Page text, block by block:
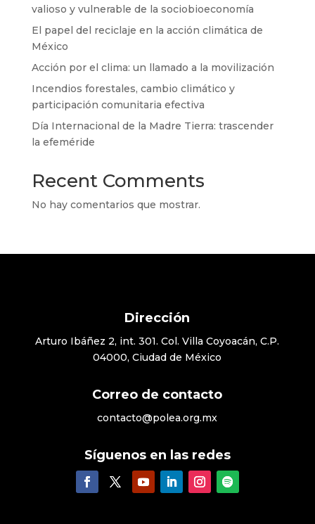
valioso y vulnerable de la sociobioeconomía
El papel del reciclaje en la acción climática de
México
Acción por el clima: un llamado a la movilización
Incendios forestales, cambio climático y
participación comunitaria efectiva
Día Internacional de la Madre Tierra: trascender
la efeméride
Recent Comments
No hay comentarios que mostrar.
Dirección
Arturo Ibáñez 2, int. 301. Col. Villa Coyoacán, C.P.
04000, Ciudad de México
Correo de contacto
contacto@polea.org.mx
Síguenos en las redes